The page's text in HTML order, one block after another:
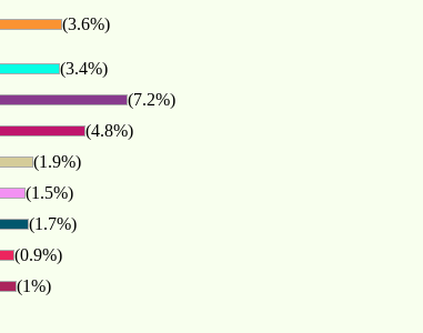
(3.6%)
(3.4%)
(7.2%)
(4.8%)
(1.9%)
(1.5%)
(1.7%)
(0.9%)
(1%)